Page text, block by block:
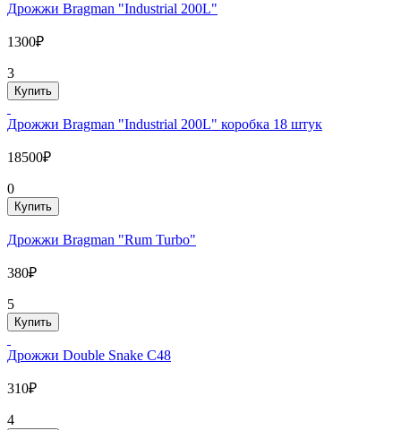
Дрожжи Bragman "Industrial 200L"
1300₽
3
Купить
Дрожжи Bragman "Industrial 200L" коробка 18 штук
18500₽
0
Купить
Дрожжи Bragman "Rum Turbo"
380₽
5
Купить
Дрожжи Double Snake C48
310₽
4